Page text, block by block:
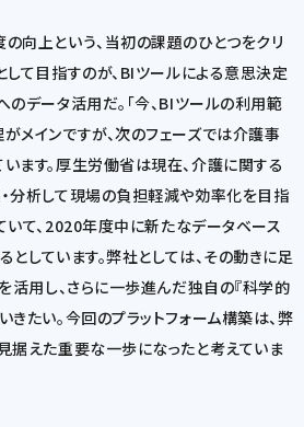
向上という、当初の課題のひとつをクリ
して目指すのが、BIツールによる意思決定
のデータ活用だ。「今、BIツールの利用範
メインですが、次のフェーズでは介護事
ます。厚生労働省は現在、介護に関する
分析して現場の負担軽減や効率化を目指
いて、2020年度中に新たなデータベース
としています。弊社としては、その動きに足
活用し、さらに一歩進んだ独自の『科学的
きたい。今回のプラットフォーム構築は、弊
据えた重要な一歩になったと考えていま